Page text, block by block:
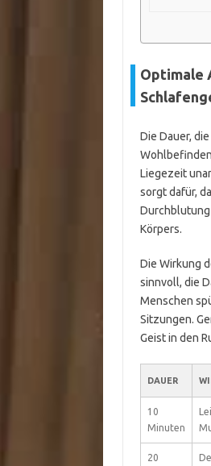
Optimale
Die Dauer,
Liegezeit
sorgt dafür,
Körpers.
Die Wirkung
sinnvoll, die
Menschen
Sitzungen.
Geist in den
DAUER
10
Minuten
20